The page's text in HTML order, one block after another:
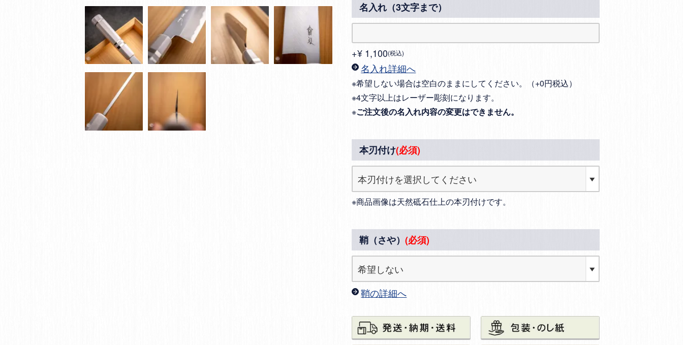
名入れ（3文字まで）
+¥ 1,100 税込
名入れ詳細へ
※希望しない場合は空白のままにしてください。（+0円税込）
※4文字以上はレーザー彫刻になります。
※ご注文後の名入れ内容の変更はできません。
本刃付け(必須)
※商品画像は天然砥石仕上の本刃付けです。
鞘（さや）(必須)
鞘の詳細へ